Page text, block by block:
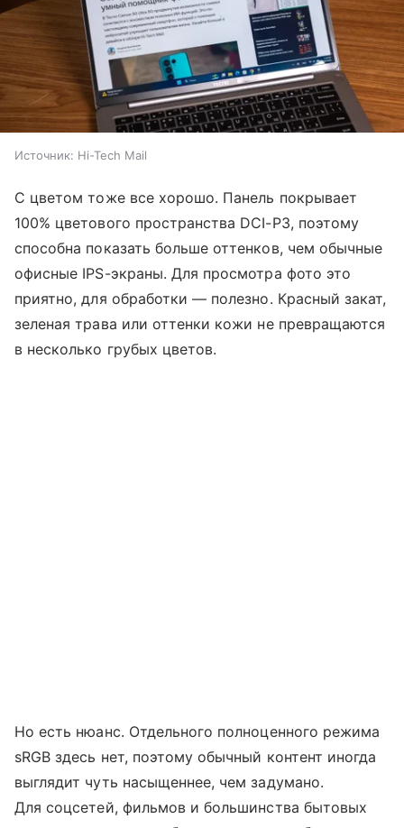
Источник: Hi-Tech Mail
С цветом тоже все хорошо. Панель покрывает
100% цветового пространства DCI-P3, поэтому
способна показать больше оттенков, чем обычные
офисные IPS-экраны. Для просмотра фото это
приятно, для обработки — полезно. Красный закат,
зеленая трава или оттенки кожи не превращаются
в несколько грубых цветов.
Но есть нюанс. Отдельного полноценного режима
sRGB здесь нет, поэтому обычный контент иногда
выглядит чуть насыщеннее, чем задумано.
Для соцсетей, фильмов и большинства бытовых